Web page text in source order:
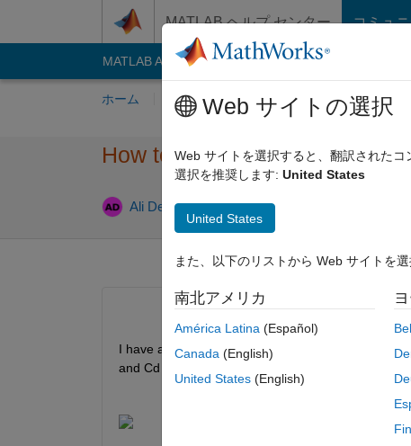
MATLAB ヘルプ センター コミュ
MATLAB Answers File Exchange
ホーム 質問する 回答 閲覧 MATLAB
How to read and select data
Ali Deniz 2022 3 月 27
I have an excel data in the following. How can I
and Cd values while alpha changes?
Web サイトの選択
Web サイトを選択すると、翻訳された
選択を推奨します: United States
United States
また、以下のリストから Web サイトを選
南北アメリカ
América Latina (Español)
Canada (English)
United States (English)